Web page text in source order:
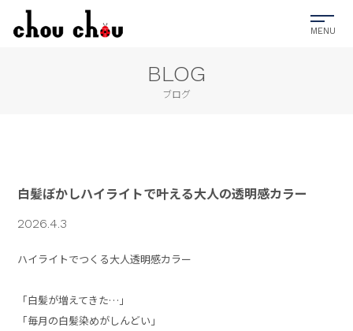
BLOG
ブログ
白髪ぼかしハイライトで叶える大人の透明感カラー
2026.4.3
ハイライトでつくる大人透明感カラー
「白髪が増えてきた…」
「毎月の白髪染めがしんどい」